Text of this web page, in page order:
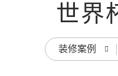
世界
装修案例